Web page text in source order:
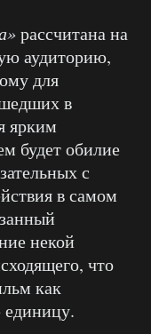
рассчитана на
аудиторию,
для
в
ярким
будет обилие
с
в самом
некой
что
как
единицу.